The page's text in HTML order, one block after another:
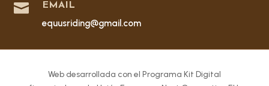
 EMAIL
equusriding@gmail.com
Web desarrollada con el Programa Kit Digital